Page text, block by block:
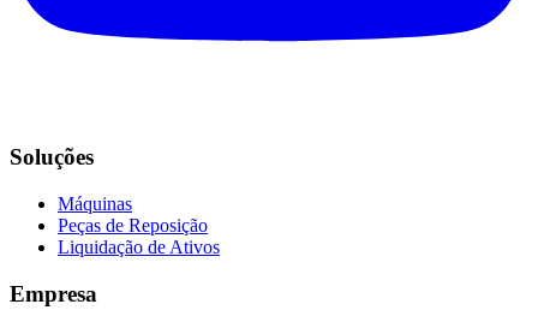
Soluções
Máquinas
Peças de Reposição
Liquidação de Ativos
Empresa